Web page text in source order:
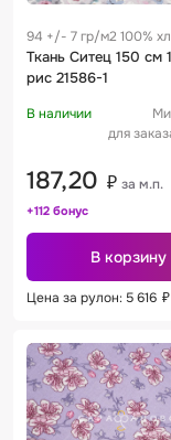
94 +/- 7 гр/м2 100%
0.28 м
Ткань Ситец 150 см
рис 21586-1
В наличии
для
187,20 ₽ за м.п.
+112 бонус
В корзину
Цена за рулон: 5 616 ₽